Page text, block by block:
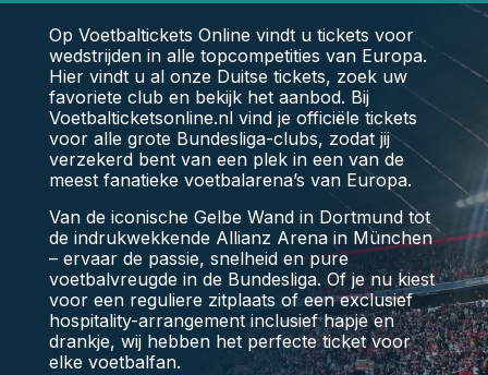
Op Voetbaltickets Online vindt u tickets voor
wedstrijden in alle topcompetities van Europa.
Hier vindt u al onze Duitse tickets, zoek uw
favoriete club en bekijk het aanbod. Bij
Voetbalticketsonline.nl vind je officiële tickets
voor alle grote Bundesliga-clubs, zodat jij
verzekerd bent van een plek in een van de
meest fanatieke voetbalarena’s van Europa.
Van de iconische Gelbe Wand in Dortmund tot
de indrukwekkende Allianz Arena in München
– ervaar de passie, snelheid en pure
voetbalvreugde in de Bundesliga. Of je nu kiest
voor een reguliere zitplaats of een exclusief
hospitality-arrangement inclusief hapje en
drankje, wij hebben het perfecte ticket voor
elke voetbalfan.